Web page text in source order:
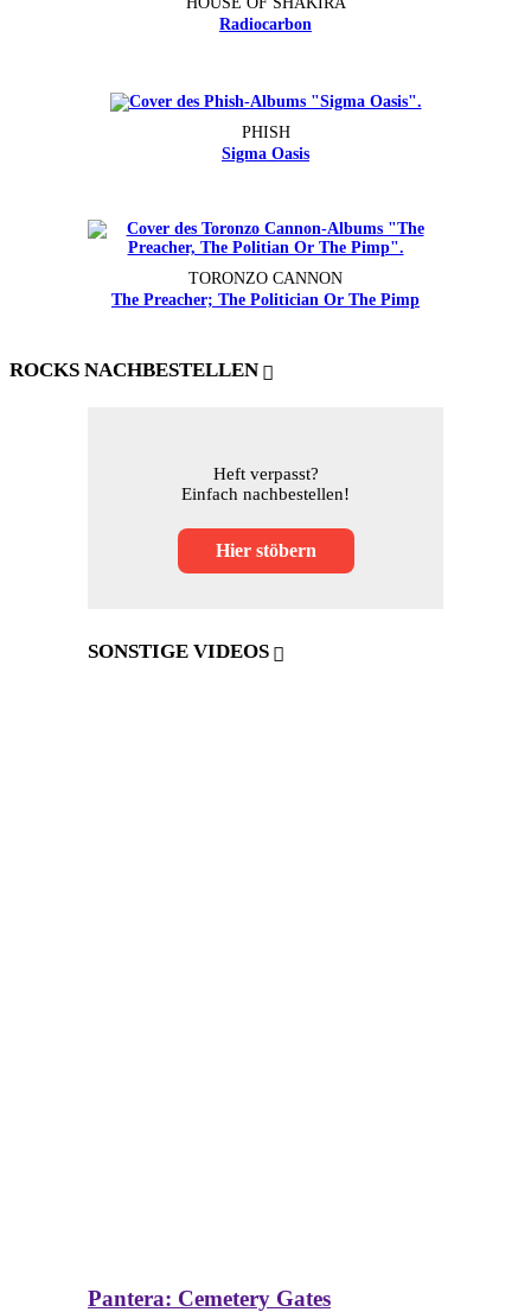
Radiocarbon
PHISH
Sigma Oasis
TORONZO CANNON
The Preacher; The Politician Or The Pimp
ROCKS NACHBESTELLEN
Heft verpasst?
Einfach nachbestellen!
Hier stöbern
SONSTIGE VIDEOS
Pantera: Cemetery Gates